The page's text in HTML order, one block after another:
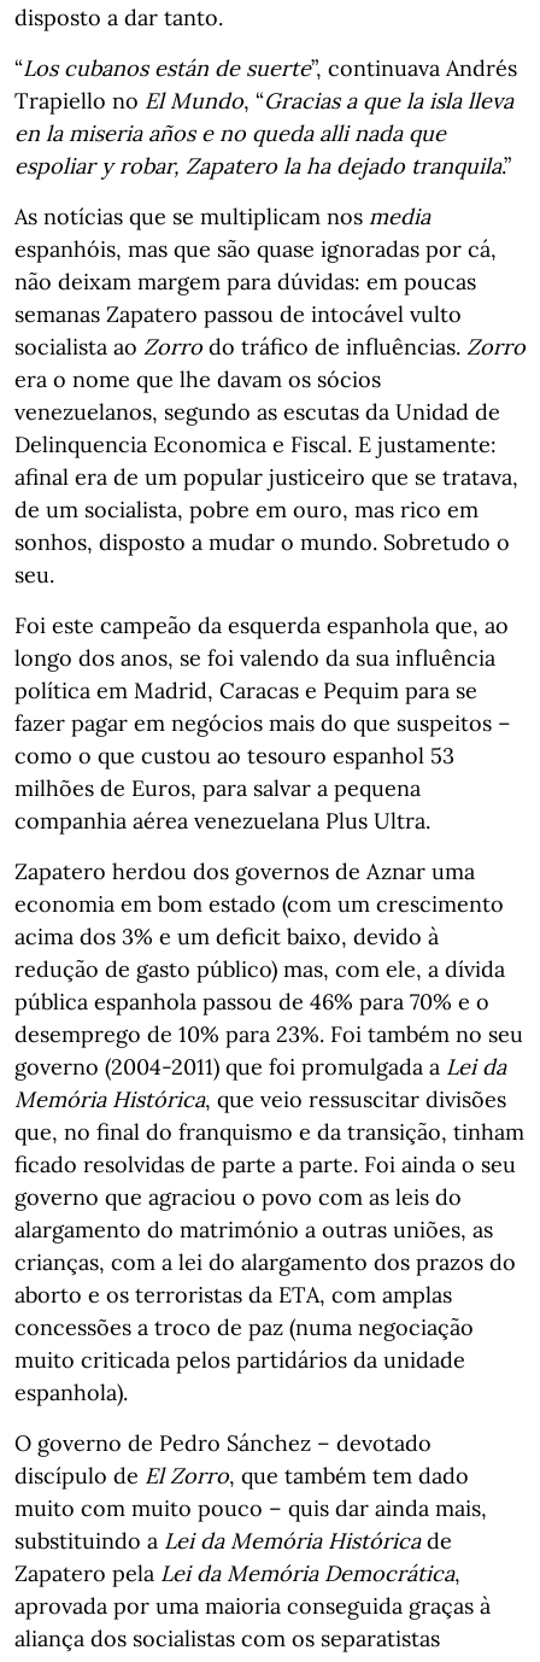
disposto a dar tanto.
“Los cubanos están de suerte”, continuava Andrés
Trapiello no El Mundo, “Gracias a que la isla lleva
en la miseria años e no queda alli nada que
espoliar y robar, Zapatero la ha dejado tranquila.”
As notícias que se multiplicam nos media
espanhóis, mas que são quase ignoradas por cá,
não deixam margem para dúvidas: em poucas
semanas Zapatero passou de intocável vulto
socialista ao Zorro do tráfico de influências. Zorro
era o nome que lhe davam os sócios
venezuelanos, segundo as escutas da Unidad de
Delinquencia Economica e Fiscal. E justamente:
afinal era de um popular justiceiro que se tratava,
de um socialista, pobre em ouro, mas rico em
sonhos, disposto a mudar o mundo. Sobretudo o
seu.
Foi este campeão da esquerda espanhola que, ao
longo dos anos, se foi valendo da sua influência
política em Madrid, Caracas e Pequim para se
fazer pagar em negócios mais do que suspeitos –
como o que custou ao tesouro espanhol 53
milhões de Euros, para salvar a pequena
companhia aérea venezuelana Plus Ultra.
Zapatero herdou dos governos de Aznar uma
economia em bom estado (com um crescimento
acima dos 3% e um deficit baixo, devido à
redução de gasto público) mas, com ele, a dívida
pública espanhola passou de 46% para 70% e o
desemprego de 10% para 23%. Foi também no seu
governo (2004-2011) que foi promulgada a Lei da
Memória Histórica, que veio ressuscitar divisões
que, no final do franquismo e da transição, tinham
ficado resolvidas de parte a parte. Foi ainda o seu
governo que agraciou o povo com as leis do
alargamento do matrimónio a outras uniões, as
crianças, com a lei do alargamento dos prazos do
aborto e os terroristas da ETA, com amplas
concessões a troco de paz (numa negociação
muito criticada pelos partidários da unidade
espanhola).
O governo de Pedro Sánchez – devotado
discípulo de El Zorro, que também tem dado
muito com muito pouco – quis dar ainda mais,
substituindo a Lei da Memória Históricade
Zapatero pela Lei da Memória Democrática,
aprovada por uma maioria conseguida graças à
aliança dos socialistas com os separatistas